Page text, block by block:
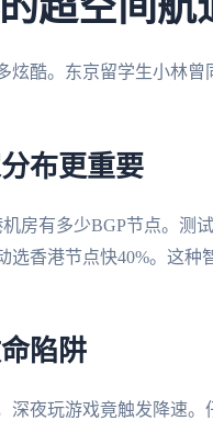
超空间航
炫酷。东京留学生小林
布更重要
房有多少BGP节点。测
选香港节点快40%。这
陷阱
深夜玩游戏竟触发降速